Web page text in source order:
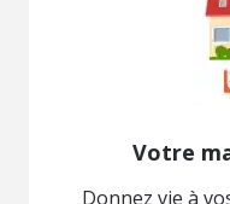
Votre
Donnez vie à